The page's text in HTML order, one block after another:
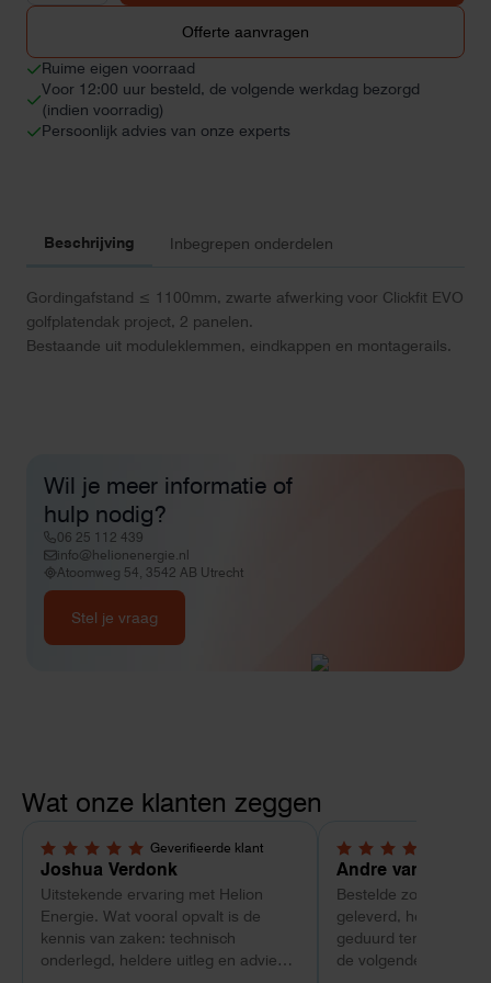
zwarte
panelen)
aantal
Offerte aanvragen
Ruime eigen voorraad
Voor 12:00 uur besteld, de volgende werkdag bezorgd
(indien voorradig)
Persoonlijk advies van onze experts
Beschrijving Inbegrepen onderdelen
Gordingafstand ≤ 1100mm, zwarte afwerking voor Clickfit EVO
golfplatendak project, 2 panelen.
Bestaande uit moduleklemmen, eindkappen en montagerails.
Wil je meer informatie of
hulp nodig?
06 25 112 439
info@helionenergie.nl
Atoomweg 54, 3542 AB Utrecht
Stel je vraag
Wat onze klanten zeggen
Geverifieerde klant
5,0 van 5 sterren
Joshua Verdonk
Uitstekende ervaring met Helion
Energie. Wat vooral opvalt is de
kennis van zaken: technisch
onderlegd, heldere uitleg en advies
4 van 5 sterren
Andre van
Bestelde
geleverd, heeft wel
geduurd terwijl bij
de volgende dag al